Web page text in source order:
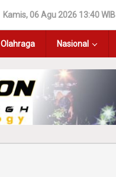
Kamis, 06 Agu 2026 13:40 WIB
Olahraga Nasional